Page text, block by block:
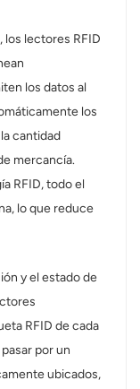
los lectores RFID
los datos al
los
cantidad
mercancía.
RFID, todo el
lo que reduce
y el estado de
RFID de cada
por un
ubicados,